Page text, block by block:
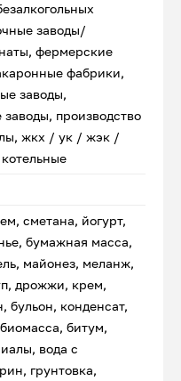
заводы/
фермерские
фабрики,
заводы,
производство
жкх / ук / жэк /
сметана, йогурт,
бумажная масса,
майонез, меланж,
дрожжи, крем,
бульон, конденсат,
битум,
вода с
грунтовка,